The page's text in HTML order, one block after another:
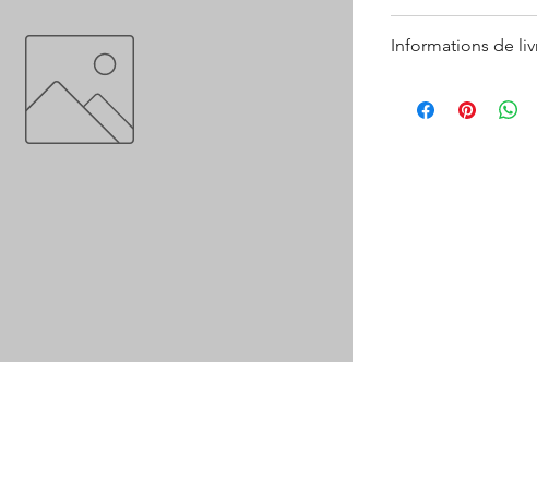
Moyenne : ø 26,6
Informations de
pas disponible en